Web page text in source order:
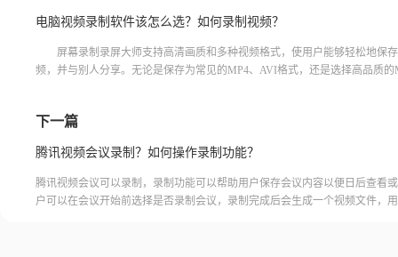
电脑视频录制软件该怎么选？如何录制视频？
屏幕录制录屏大师支持高清画质和多种视频格式，使用户能够轻松地保
频，并与别人分享。无论是保存为常见的MP4、AVI格式，还是选择高品质
下一篇
腾讯视频会议录制？如何操作录制功能？
腾讯视频会议可以录制，录制功能可以帮助用户保存会议内容以便日后查看
户可以在会议开始前选择是否录制会议，录制完成后会生成一个视频文件，